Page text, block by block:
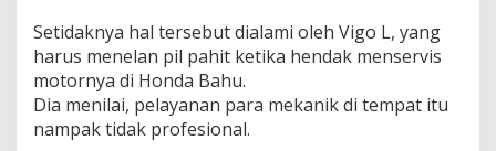
a
h
a
n
L
a
Setidaknya hal tersebut dialami oleh Vigo L, yang
harus menelan pil pahit ketika hendak menservis
motornya di Honda Bahu.
Dia menilai, pelayanan para mekanik di tempat itu
nampak tidak profesional.